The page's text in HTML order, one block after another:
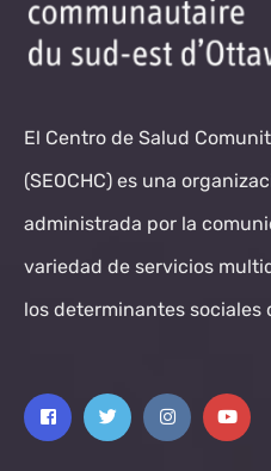
El Centro de Salud
(SEOCHC) es una
administrada por la
variedad de servicios
los determinantes sociales